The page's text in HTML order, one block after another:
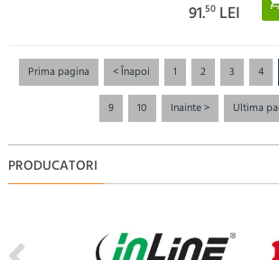
91.50 LEI
Prima pagina < Înapoi 1 2 3 4
9
10 Inainte > Ultima
PRODUCATORI